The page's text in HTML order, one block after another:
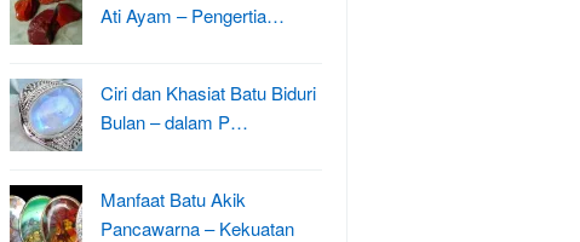
Ati Ayam – Pengertia…
Ciri dan Khasiat Batu Biduri
Bulan – dalam P…
Manfaat Batu Akik
Pancawarna – Kekuatan